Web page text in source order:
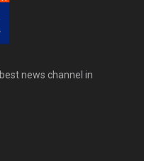
news channel in